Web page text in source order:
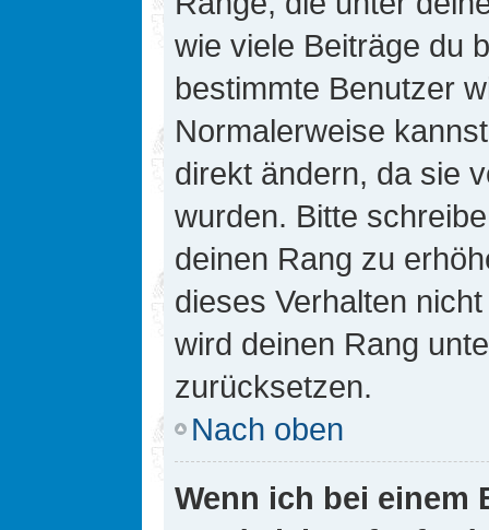
wie viele Beiträge du
bestimmte Benutzer
Normalerweise
direkt ändern, da sie
wurden. Bitte
deinen Rang zu
dieses Verhalten
wird deinen Rang
zurücksetzen.
Nach oben
Wenn ich bei einem